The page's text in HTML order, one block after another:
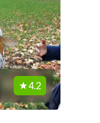
4.2